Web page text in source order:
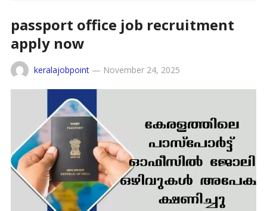
passport office job recruitment
apply now
keralajobpoint— November 24, 2025